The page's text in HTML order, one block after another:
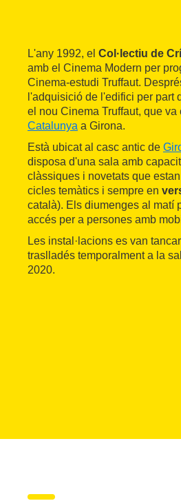
L'any 1992, el Col·lectiu de
amb el Cinema Modern per
Cinema-estudi Truffaut.
l'adquisició de l'edifici per part
el nou Cinema Truffaut, que
Catalunya a Girona.
Està ubicat al casc antic de
disposa d'una sala amb
clàssiques i novetats que
cicles temàtics i sempre en
català). Els diumenges al matí
accés per a persones amb
Les instal·lacions es van
traslladés temporalment a la
2020.